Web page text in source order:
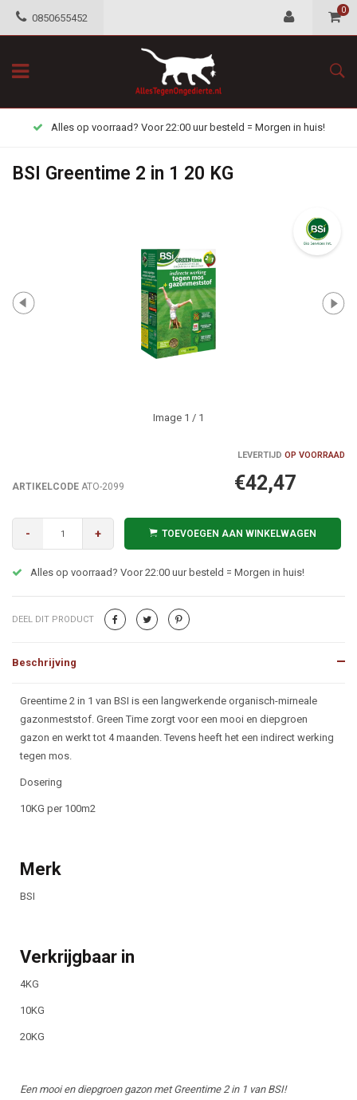
0850655452
0
Alles op voorraad? Voor 22:00 uur besteld = Morgen in huis!
BSI Greentime 2 in 1 20 KG
Image 1 / 1
LEVERTIJD OP VOORRAAD
ARTIKELCODE ATO-2099 €42,47
- + TOEVOEGEN AAN WINKELWAGEN
Alles op voorraad? Voor 22:00 uur besteld = Morgen in huis!
DEEL DIT PRODUCT
Beschrijving
Beschrijving
Greentime 2 in 1 van BSI is een langwerkende organisch-mirneale
gazonmeststof. Green Time zorgt voor een mooi en diepgroen
gazon en werkt tot 4 maanden. Tevens heeft het een indirect werking
tegen mos.
Dosering
10KG per 100m2
Merk
BSI
Verkrijgbaar in
4KG
10KG
20KG
Een mooi en diepgroen gazon met Greentime 2 in 1 van BSI!